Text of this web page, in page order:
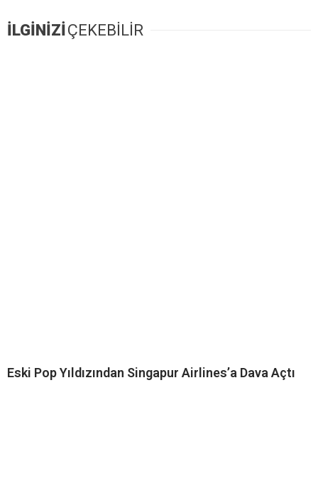
İLGİNİZİÇEKEBİLİR
Eski Pop Yıldızından Singapur Airlines’a Dava Açtı